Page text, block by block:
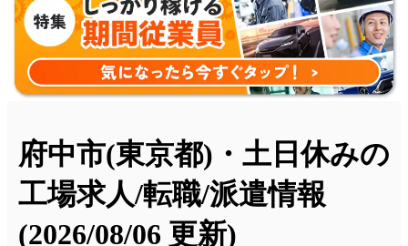
府中市(東京都)・土日休みの
工場求人/転職/派遣情報
(2026/08/06 更新)